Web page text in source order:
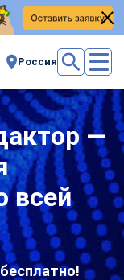
Россия
—
всей